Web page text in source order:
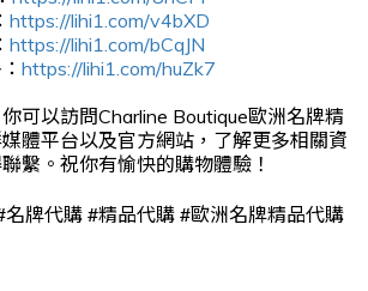
https://lihi1.com/v4bXD
https://lihi1.com/bCqJN
https://lihi1.com/huZk7
可以訪問Charline Boutique歐洲名牌精
體平台以及官方網站，了解更多相關資
繫。祝你有愉快的購物體驗！
名牌代購 #精品代購 #歐洲名牌精品代購